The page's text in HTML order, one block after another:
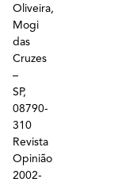
Oliveira,
Mogi
das
Cruzes
–
SP,
08790-
310
Revista
Opinião
2002-